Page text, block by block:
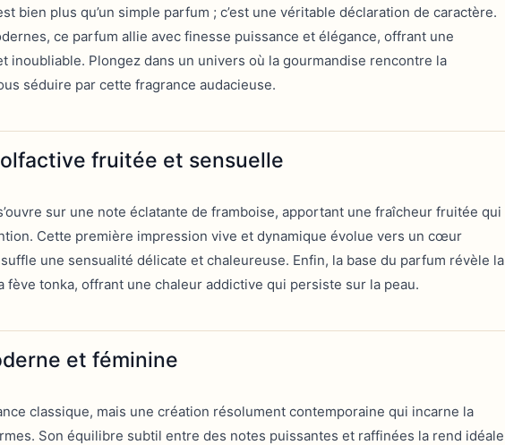
bien plus qu’un simple parfum ; c’est une véritable déclaration de caractère.
ce parfum allie avec finesse puissance et élégance, offrant une
inoubliable. Plongez dans un univers où la gourmandise rencontre la
séduire par cette fragrance audacieuse.
fruitée et sensuelle
sur une note éclatante de framboise, apportant une fraîcheur fruitée qui
Cette première impression vive et dynamique évolue vers un cœur
une sensualité délicate et chaleureuse. Enfin, la base du parfum révèle la
fève tonka, offrant une chaleur addictive qui persiste sur la peau.
et féminine
classique, mais une création résolument contemporaine qui incarne la
Son équilibre subtil entre des notes puissantes et raffinées la rend idéale